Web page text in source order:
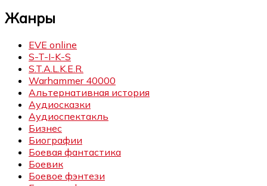
Жанры
EVE online
S-T-I-K-S
S.T.A.L.K.E.R.
Warhammer 40000
Альтернативная история
Аудиосказки
Аудиоспектакль
Бизнес
Биографии
Боевая фантастика
Боевик
Боевое фэнтези